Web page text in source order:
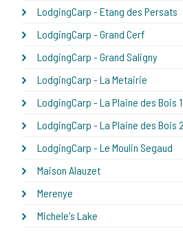
LodgingCarp - Etang des Persats
LodgingCarp - Grand Cerf
LodgingCarp - Grand Saligny
LodgingCarp - La Metairie
LodgingCarp - La Plaine des Bois 1
LodgingCarp - La Plaine des Bois 2
LodgingCarp - Le Moulin Segaud
Maison Alauzet
Merenye
Michele's Lake